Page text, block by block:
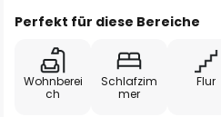
Perfekt für diese Bereiche
Wohnberei
ch
Schlafzim
mer
Flur